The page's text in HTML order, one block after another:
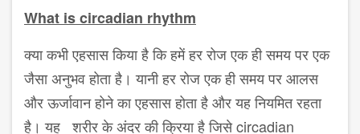
What is circadian rhythm
क्या कभी एहसास किया है कि हमें हर रोज एक ही समय पर एक
जैसा अनुभव होता है। यानी हर रोज एक ही समय पर आलस
और ऊर्जावान होने का एहसास होता है और यह नियमित रहता
है। यह शरीर के अंदर की क्रिया है जिसे circadian